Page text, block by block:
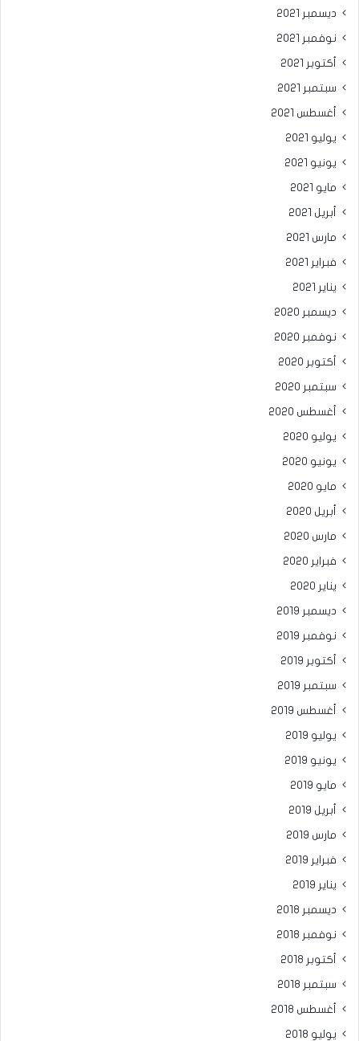
ديسمبر 2021
نوفمبر 2021
أكتوبر 2021
سبتمبر 2021
أغسطس 2021
يوليو 2021
يونيو 2021
مايو 2021
أبريل 2021
مارس 2021
فبراير 2021
يناير 2021
ديسمبر 2020
نوفمبر 2020
أكتوبر 2020
سبتمبر 2020
أغسطس 2020
يوليو 2020
يونيو 2020
مايو 2020
أبريل 2020
مارس 2020
فبراير 2020
يناير 2020
ديسمبر 2019
نوفمبر 2019
أكتوبر 2019
سبتمبر 2019
أغسطس 2019
يوليو 2019
يونيو 2019
مايو 2019
أبريل 2019
مارس 2019
فبراير 2019
يناير 2019
ديسمبر 2018
نوفمبر 2018
أكتوبر 2018
سبتمبر 2018
أغسطس 2018
يوليو 2018